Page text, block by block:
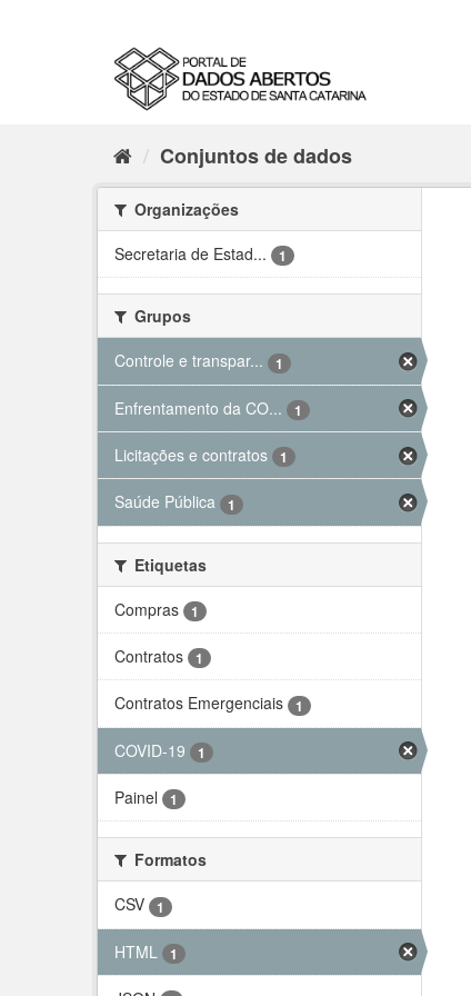
Conjuntos de dados
Organizações
Secretaria de Estad...
1
Grupos
Controle e transpar...
1
Enfrentamento da CO... 1
Licitações e contratos 1
Saúde Pública 1
Etiquetas
Compras
1
Contratos 1
Contratos Emergenciais 1
COVID-19 1
Painel 1
Formatos
CSV
1
HTML 1